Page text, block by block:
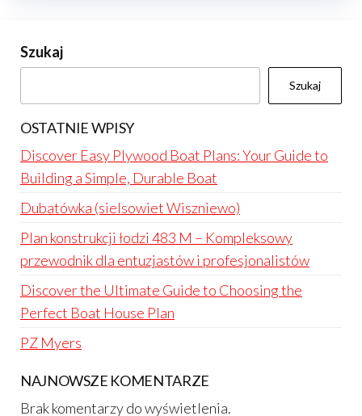
Szukaj
Szukaj
OSTATNIE WPISY
Discover Easy Plywood Boat Plans: Your Guide to
Building a Simple, Durable Boat
Dubatówka (sielsowiet Wiszniewo)
Plan konstrukcji łodzi 483 M – Kompleksowy
przewodnik dla entuzjastów i profesjonalistów
Discover the Ultimate Guide to Choosing the
Perfect Boat House Plan
PZ Myers
NAJNOWSZE KOMENTARZE
Brak komentarzy do wyświetlenia.